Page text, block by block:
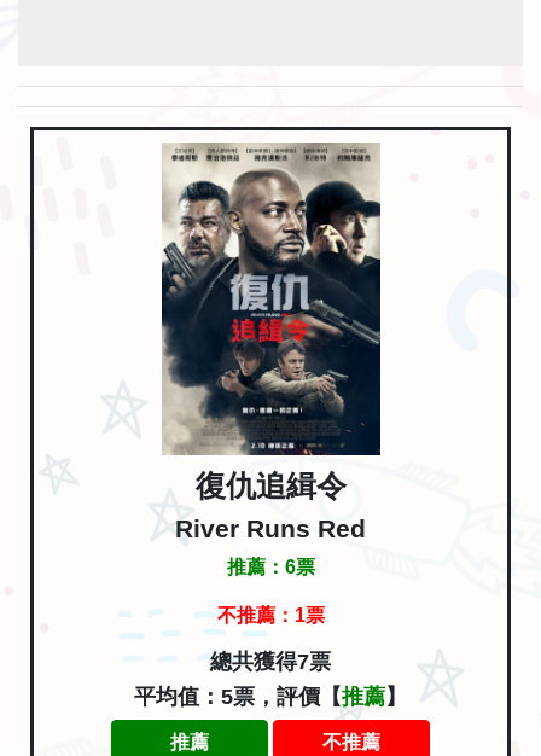
復仇追緝令
River Runs Red
推薦： 6票
不推薦： 1票
總共獲得7票
平均值：5票，評價【推薦】
推薦 不推薦